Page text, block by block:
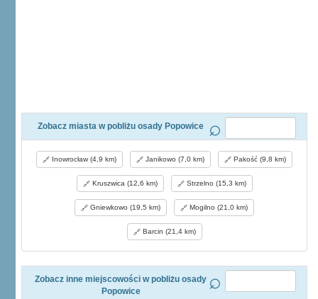
Zobacz miasta w pobliżu osady Popowice
Inowrocław (4,9 km) Janikowo (7,0 km) Pakość (9,8 km)
Kruszwica (12,6 km) Strzelno (15,3 km)
Gniewkowo (19,5 km) Mogilno (21,0 km)
Barcin (21,4 km)
Zobacz inne miejscowości w pobliżu osady
Popowice